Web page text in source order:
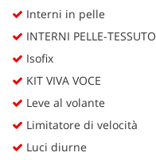
Interni in pelle
INTERNI PELLE-TESSUTO
Isofix
KIT VIVA VOCE
Leve al volante
Limitatore di velocità
Luci diurne